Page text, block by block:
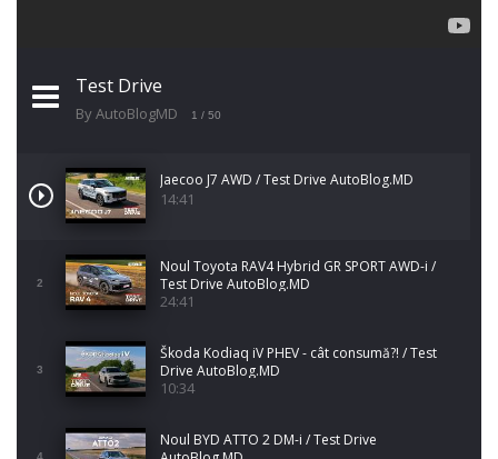
Test Drive
By AutoBlogMD 1 / 50
Jaecoo J7 AWD / Test Drive AutoBlog.MD
14:41
2
Noul Toyota RAV4 Hybrid GR SPORT AWD-i /
Test Drive AutoBlog.MD
24:41
3
Škoda Kodiaq iV PHEV - cât consumă?! / Test
Drive AutoBlog.MD
10:34
Noul BYD ATTO 2 DM-i / Test Drive